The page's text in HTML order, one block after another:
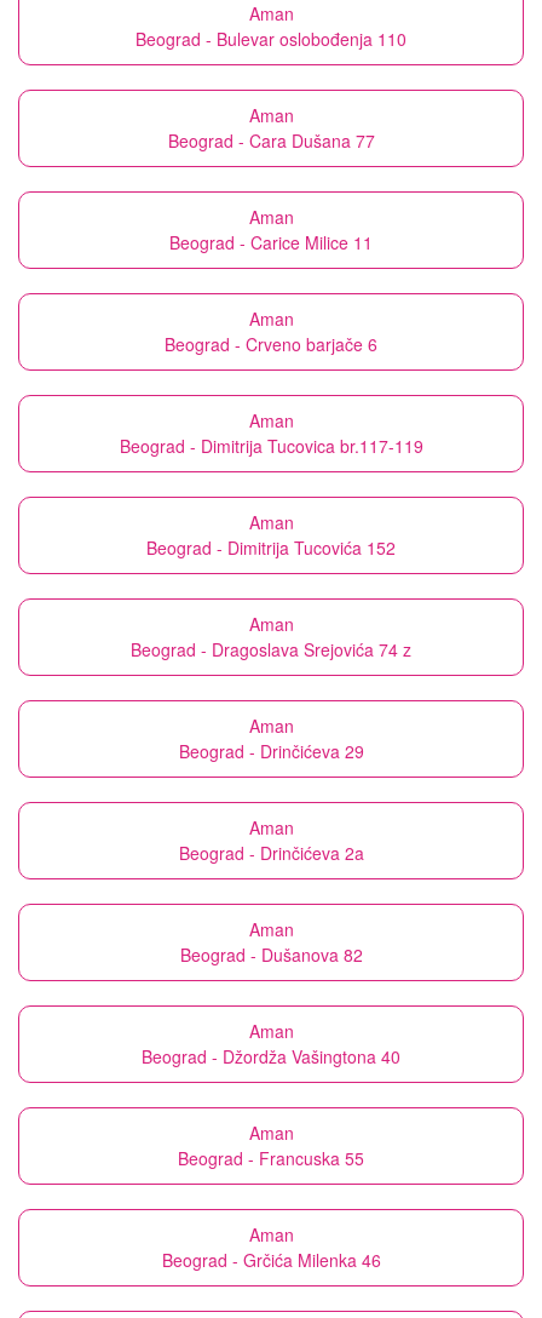
Aman
Beograd - Bulevar oslobođenja 110
Aman
Beograd - Cara Dušana 77
Aman
Beograd - Carice Milice 11
Aman
Beograd - Crveno barjače 6
Aman
Beograd - Dimitrija Tucovica br.117-119
Aman
Beograd - Dimitrija Tucovića 152
Aman
Beograd - Dragoslava Srejovića 74 z
Aman
Beograd - Drinčićeva 29
Aman
Beograd - Drinčićeva 2a
Aman
Beograd - Dušanova 82
Aman
Beograd - Džordža Vašingtona 40
Aman
Beograd - Francuska 55
Aman
Beograd - Grčića Milenka 46